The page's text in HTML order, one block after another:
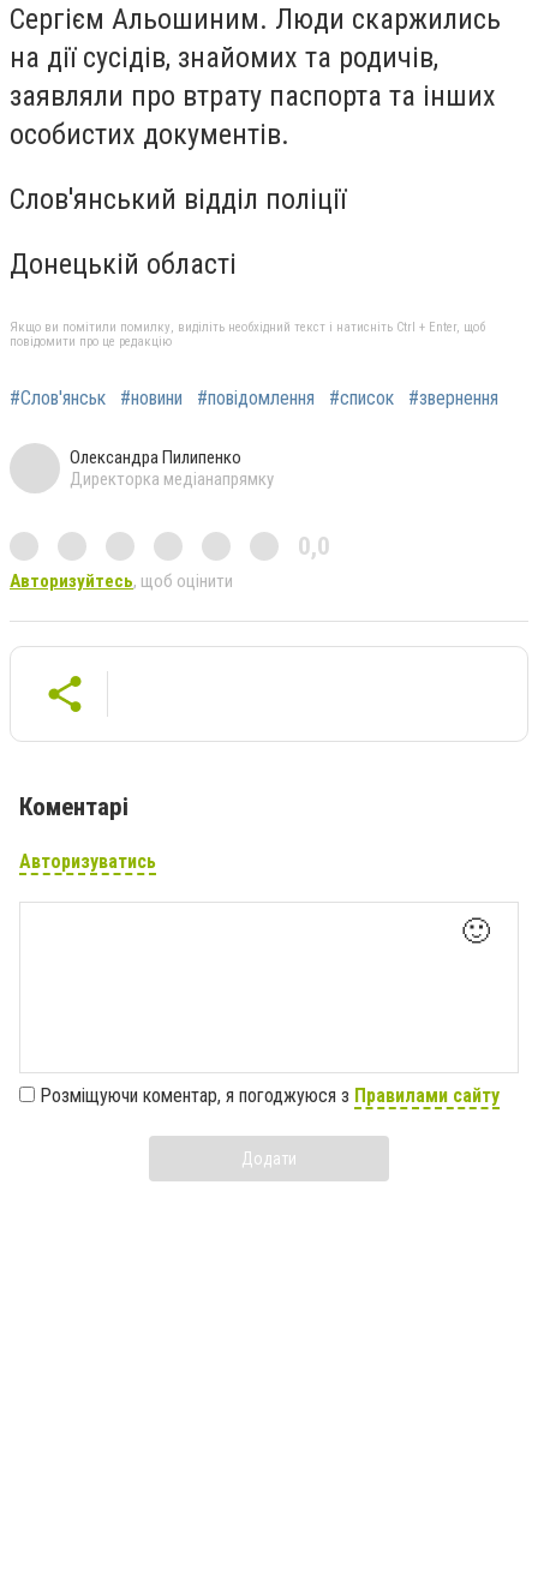
Сергієм Альошиним. Люди скаржились
на дії сусідів, знайомих та родичів,
заявляли про втрату паспорта та інших
особистих документів.
Слов'янський відділ поліції
Донецькій області
Якщо ви помітили помилку, виділіть необхідний текст і натисніть Ctrl + Enter, щоб
повідомити про це редакцію
#Слов'янськ #новини #повідомлення #список #звернення
Олександра Пилипенко
Директорка медіанапрямку
0,0
Авторизуйтесь, щоб оцінити
Коментарі
Авторизуватись
🙂
Розміщуючи коментар, я погоджуюся з Правилами сайту
Додати